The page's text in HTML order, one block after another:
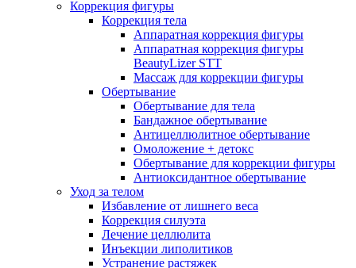
Коррекция фигуры
Коррекция тела
Аппаратная коррекция фигуры
Аппаратная коррекция фигуры
BeautyLizer STT
Массаж для коррекции фигуры
Обертывание
Обертывание для тела
Бандажное обертывание
Антицеллюлитное обертывание
Омоложение + детокс
Обертывание для коррекции фигуры
Антиоксидантное обертывание
Уход за телом
Избавление от лишнего веса
Коррекция силуэта
Лечение целлюлита
Инъекции липолитиков
Устранение растяжек